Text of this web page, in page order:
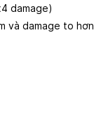
damage)
và damage to hơn